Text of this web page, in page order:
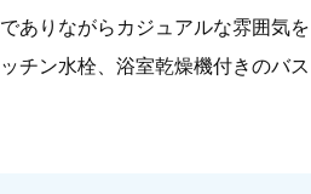
ありながらカジュアルな雰囲気を
チン水栓、浴室乾燥機付きのバス